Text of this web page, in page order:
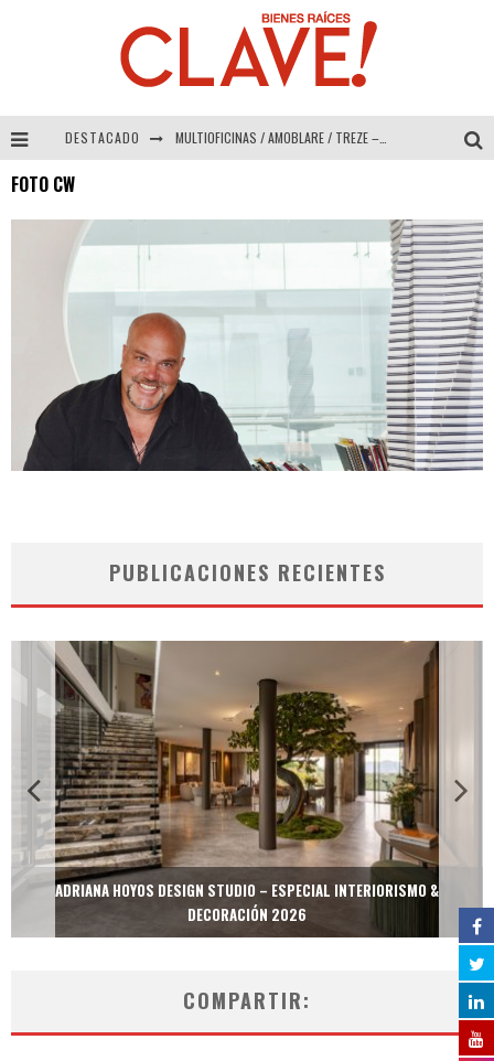
DESTACADO MULTIOFICINAS / AMOBLARE / TREZE – Especial Interiorismo & Decoración 2026
COLINEAL – Especial Interiorismo & Decoración 2026
ADRIANA HOYOS DESIGN STUDIO – Especial Interiorismo & Decoración 2026
FOTO CW
PUBLICACIONES RECIENTES
ADRIANA HOYOS DESIGN STUDIO – ESPECIAL INTERIORISMO &
DECORACIÓN 2026
COMPARTIR: